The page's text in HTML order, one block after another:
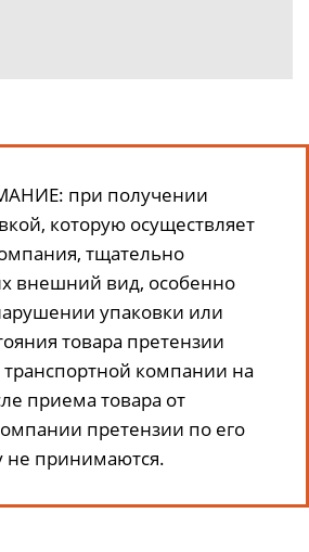
при получении
которую осуществляет
тщательно
внешний вид, особенно
упаковки или
товара претензии
компании на
приема товара от
претензии по его
принимаются.